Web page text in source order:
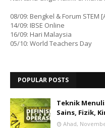
08/09: Bengkel & Forum STEM
14/09: IBSE Online
16/09: Hari Malaysia
05/10: World Teachers Day
POPULAR POSTS
Teknik
Sains, Fizik,
Ahad,